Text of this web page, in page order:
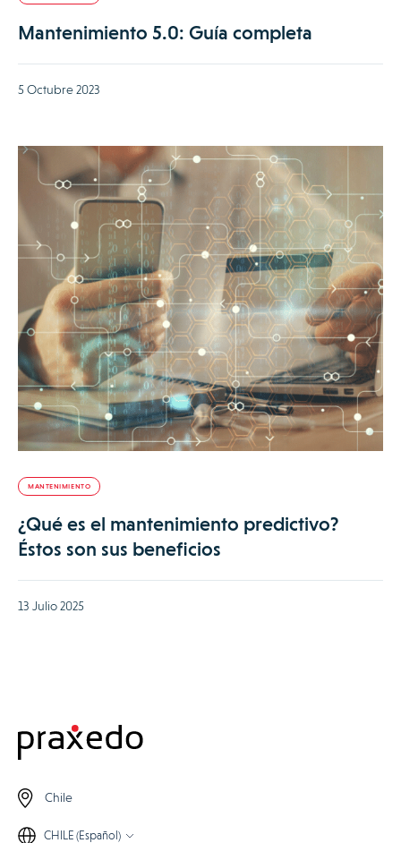
Mantenimiento 5.0: Guía completa
5 Octubre 2023
MANTENIMIENTO
¿Qué es el mantenimiento predictivo?
Éstos son sus beneficios
13 Julio 2025
Chile
CHILE (Español)